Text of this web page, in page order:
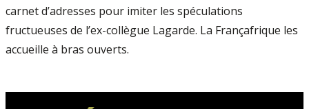
carnet d’adresses pour imiter les spéculations
fructueuses de l’ex-collègue Lagarde. La Françafrique les
accueille à bras ouverts.